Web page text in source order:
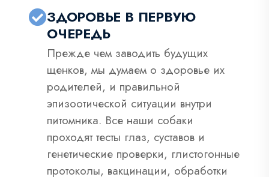
ЗДОРОВЬЕ В ПЕРВУЮ
ОЧЕРЕДЬ
Прежде чем заводить будущих
щенков, мы думаем о здоровье их
родителей, и правильной
эпизоотической ситуации внутри
питомника. Все наши собаки
проходят тесты глаз, суставов и
генетические проверки, глистогонные
протоколы, вакцинации, обработки